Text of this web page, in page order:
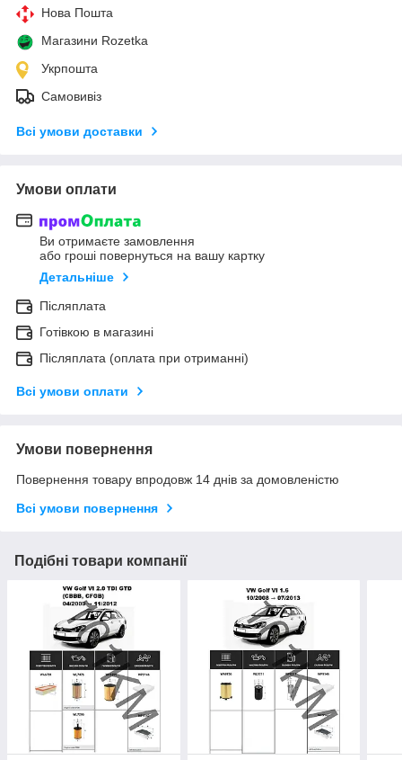
Нова Пошта
Магазини Rozetka
Укрпошта
Самовивіз
Всі умови доставки
Умови оплати
Ви отримаєте замовлення
або гроші повернуться на вашу картку
Детальніше
Післяплата
Готівкою в магазині
Післяплата (оплата при отриманні)
Всі умови оплати
Умови повернення
Повернення товару впродовж 14 днів за домовленістю
Всі умови повернення
Подібні товари компанії